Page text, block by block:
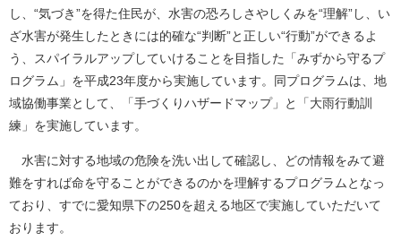
し、“気づき”を得た住民が、水害の恐ろしさやしくみを“理解”し、い
ざ水害が発生したときには的確な“判断”と正しい“行動”ができるよ
う、スパイラルアップしていけることを目指した「みずから守るプ
ログラム」を平成23年度から実施しています。同プログラムは、地
域協働事業として、「手づくりハザードマップ」と「大雨行動訓
練」を実施しています。
水害に対する地域の危険を洗い出して確認し、どの情報をみて避
難をすれば命を守ることができるのかを理解するプログラムとなっ
ており、すでに愛知県下の250を超える地区で実施していただいて
おります。